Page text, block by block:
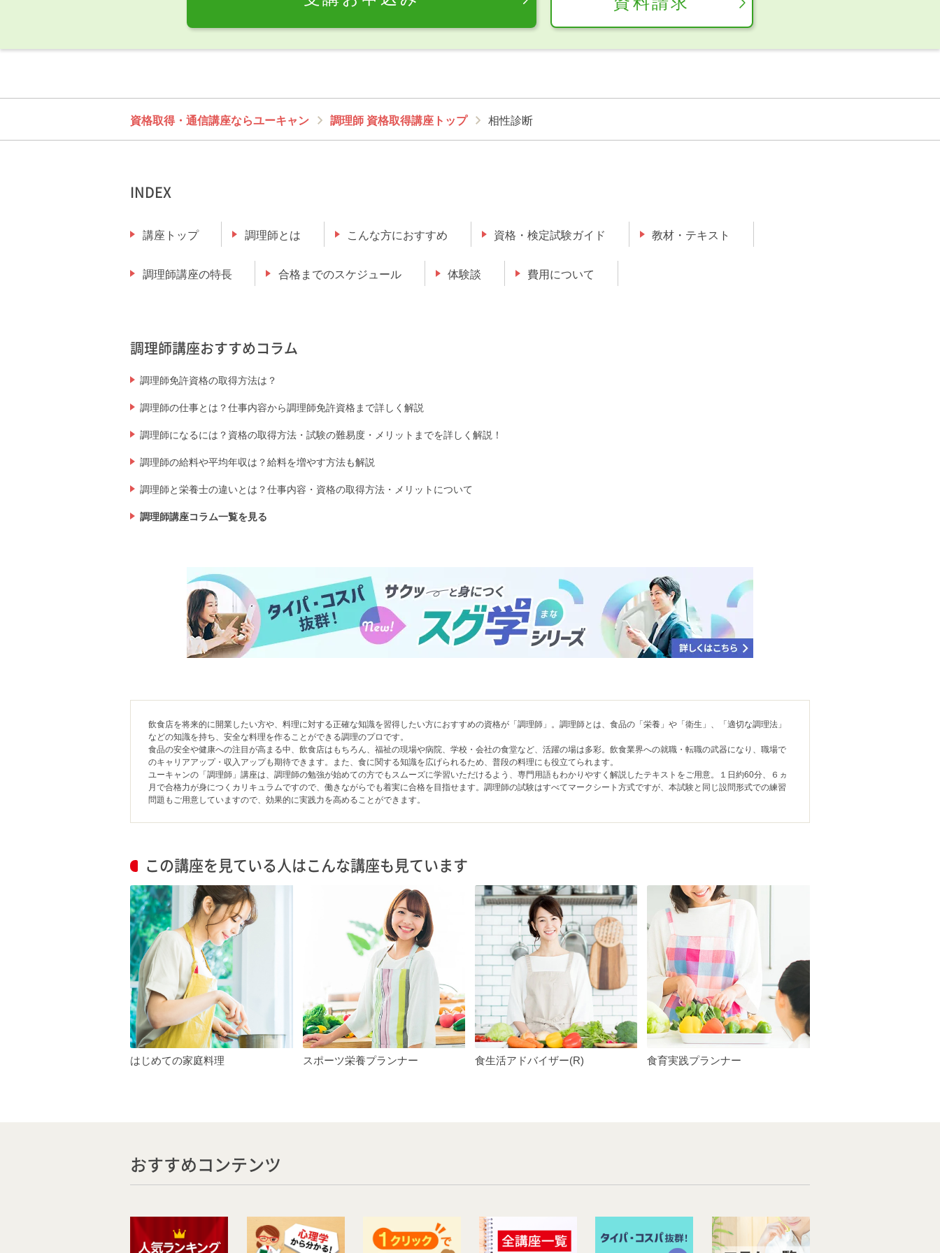
資格取得・通信講座ならユーキャン 調理師 資格取得講座トップ 相性診断
INDEX
講座トップ 調理師とは こんな方におすすめ 資格・検定試験ガイド 教材・テキスト
調理師講座の特長 合格までのスケジュール 体験談 費用について
調理師講座おすすめコラム
調理師免許資格の取得方法は？
調理師の仕事とは？仕事内容から調理師免許資格まで詳しく解説
調理師になるには？資格の取得方法・試験の難易度・メリットまでを詳しく解説！
調理師の給料や平均年収は？給料を増やす方法も解説
調理師と栄養士の違いとは？仕事内容・資格の取得方法・メリットについて
調理師講座コラム一覧を見る
飲食店を将来的に開業したい方や、料理に対する正確な知識を習得したい方におすすめの資格が「調理師」。調理師とは、食品の「栄養」や「衛生」、「適切な調理法」
などの知識を持ち、安全な料理を作ることができる調理のプロです。
食品の安全や健康への注目が高まる中、飲食店はもちろん、福祉の現場や病院、学校・会社の食堂など、活躍の場は多彩。飲食業界への就職・転職の武器になり、職場で
のキャリアアップ・収入アップも期待できます。また、食に関する知識を広げられるため、普段の料理にも役立てられます。
ユーキャンの「調理師」講座は、調理師の勉強が始めての方でもスムーズに学習いただけるよう、専門用語もわかりやすく解説したテキストをご用意。１日約60分、６ヵ
月で合格力が身につくカリキュラムですので、働きながらでも着実に合格を目指せます。調理師の試験はすべてマークシート方式ですが、本試験と同じ設問形式での練習
問題もご用意していますので、効果的に実践力を高めることができます。
この講座を見ている人はこんな講座も見ています
はじめての家庭料理 スポーツ栄養プランナー 食生活アドバイザー(R) 食育実践プランナー
おすすめコンテンツ